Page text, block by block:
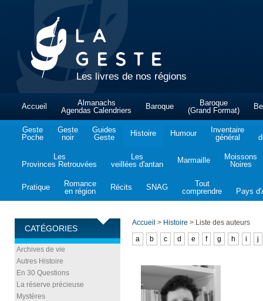
Les livres de nos régions
Accueil
Almanachs
Agendas Calendriers
Baroque
Baroque
(Grand Format)
Geste
Poche
Geste
noir
Guides
Geste
Histoire Humour
Inventaire
général
Les
Provinces Retrouvées
Les
veillées d'antan
Marmaille
Moissons
Noires
Pratique
Romance
en région
Récits SNAG
Tout
comprendre
Pays
CATÉGORIES
Archives de vie
Autres Histoire
En 30 Questions
La réserve précieuse
Mystères
Accueil > Histoire > Liste des auteurs
a
b c d e f g h i j